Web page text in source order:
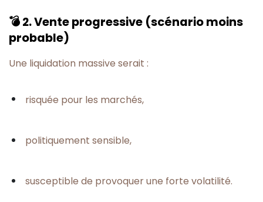
💣 2. Vente progressive (scénario moins
probable)
Une liquidation massive serait :
risquée pour les marchés,
politiquement sensible,
susceptible de provoquer une forte volatilité.